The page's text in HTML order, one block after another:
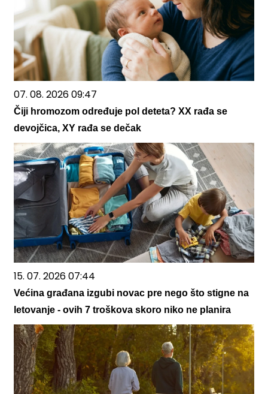
07. 08. 2026 09:47
Čiji hromozom određuje pol deteta? XX rađa se
devojčica, XY rađa se dečak
15. 07. 2026 07:44
Većina građana izgubi novac pre nego što stigne na
letovanje - ovih 7 troškova skoro niko ne planira